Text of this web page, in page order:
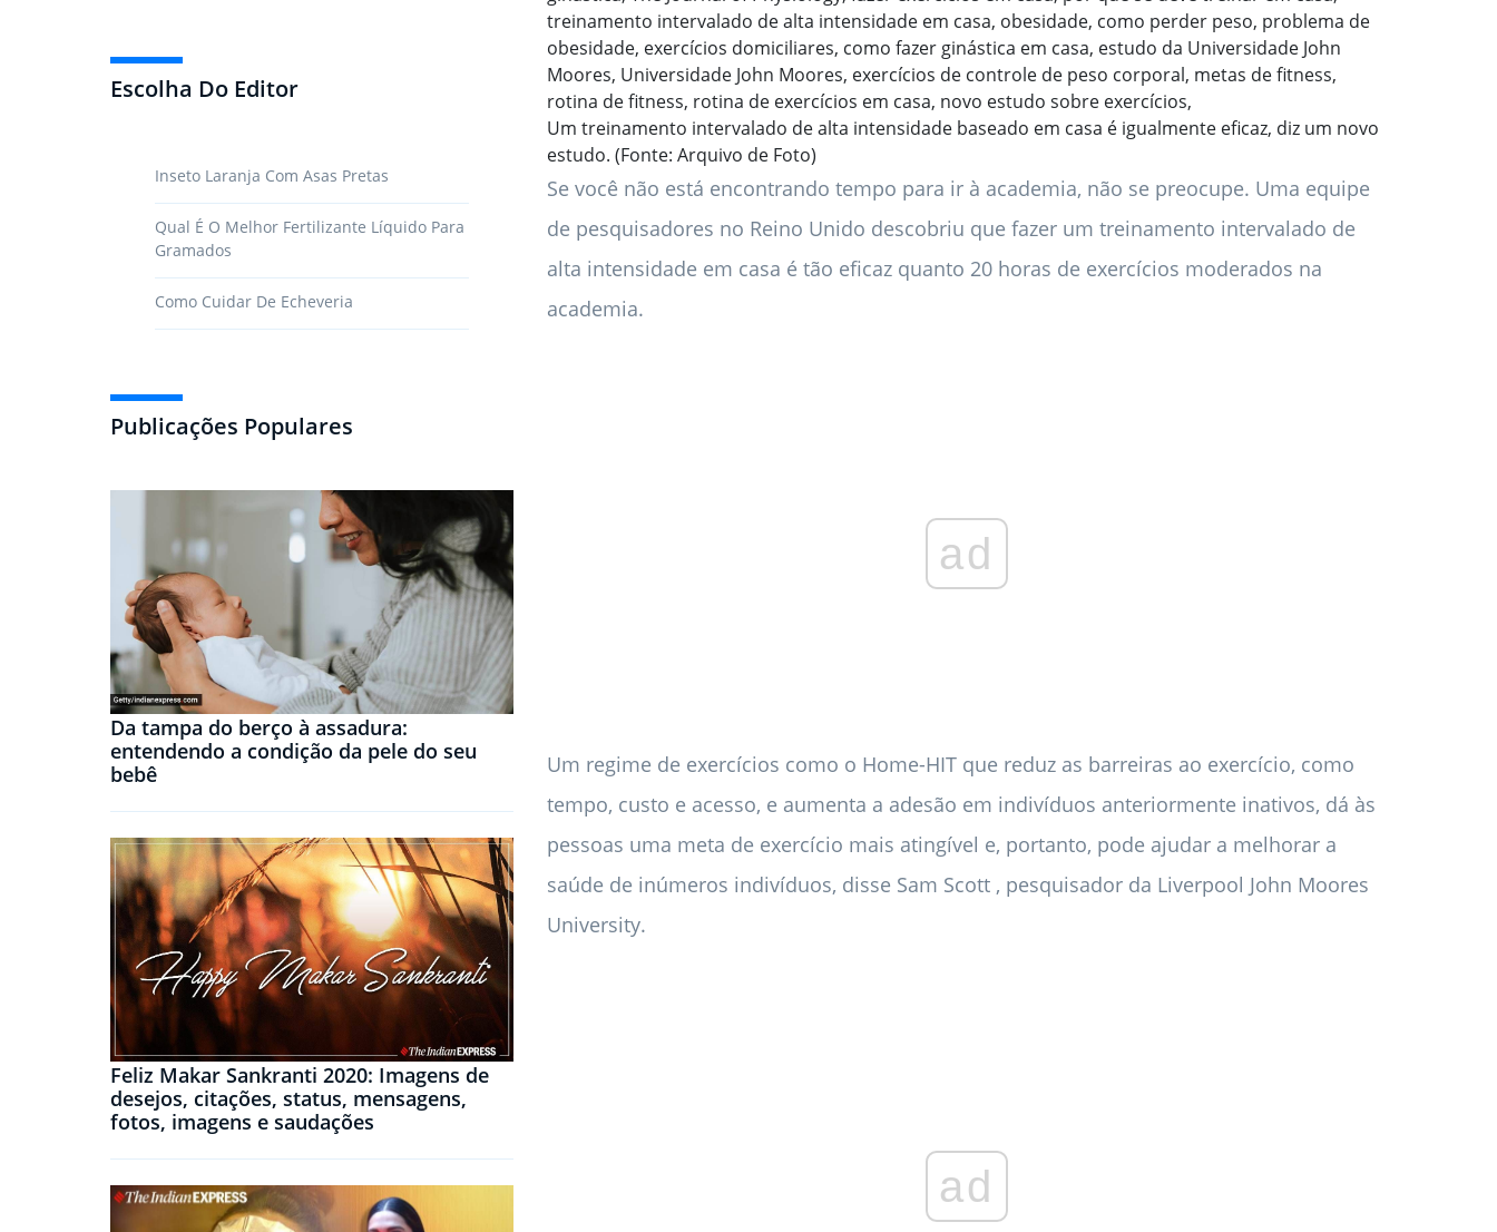
Escolha Do Editor
Inseto Laranja Com Asas Pretas
Qual É O Melhor Fertilizante Líquido Para
Gramados
Como Cuidar De Echeveria
Publicações Populares
Da tampa do berço à assadura:
entendendo a condição da pele do seu
bebê
Feliz Makar Sankranti 2020: Imagens de
desejos, citações, status, mensagens,
fotos, imagens e saudações
Um treinamento intervalado de alta intensidade baseado em casa é igualmente eficaz, diz um novo
estudo. (Fonte: Arquivo de Foto)
Se você não está encontrando tempo para ir à academia, não se preocupe. Uma equipe
de pesquisadores no Reino Unido descobriu que fazer um treinamento intervalado de
alta intensidade em casa é tão eficaz quanto 20 horas de exercícios moderados na
academia.
ad
Um regime de exercícios como o Home-HIT que reduz as barreiras ao exercício, como
tempo, custo e acesso, e aumenta a adesão em indivíduos anteriormente inativos, dá às
pessoas uma meta de exercício mais atingível e, portanto, pode ajudar a melhorar a
saúde de inúmeros indivíduos, disse Sam Scott , pesquisador da Liverpool John Moores
University.
ad